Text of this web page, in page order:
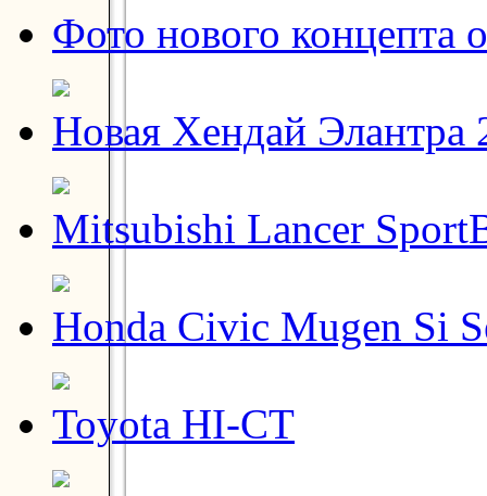
Фото нового концепта
Новая Хендай
Mitsubishi Lancer
Honda Civic Mugen Si
Toyota HI-CT